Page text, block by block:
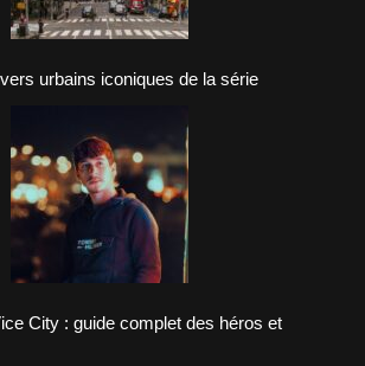
urbains iconiques de la série
City : guide complet des héros et